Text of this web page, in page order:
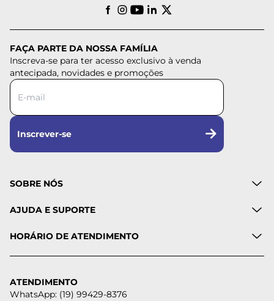
FAÇA PARTE DA NOSSA FAMÍLIA
Inscreva-se para ter acesso exclusivo à venda
antecipada, novidades e promoções
Inscrever-se
SOBRE NÓS
AJUDA E SUPORTE
HORÁRIO DE ATENDIMENTO
ATENDIMENTO
WhatsApp: (19) 99429-8376